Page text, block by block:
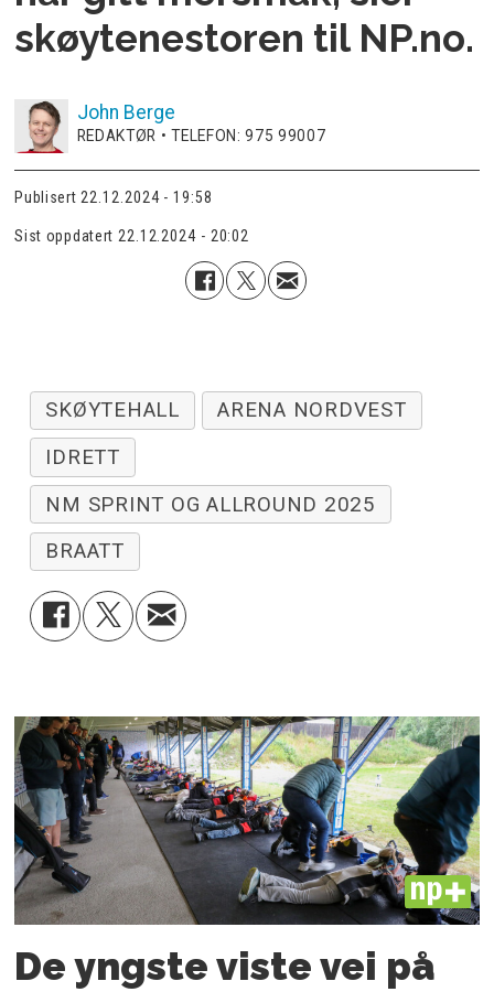
skøytenestoren til NP.no.
John Berge
REDAKTØR • TELEFON: 975 99007
Publisert 22.12.2024 - 19:58
Sist oppdatert 22.12.2024 - 20:02
SKØYTEHALL
ARENA NORDVEST
IDRETT
NM SPRINT OG ALLROUND 2025
BRAATT
PLUS
De yngste viste vei på